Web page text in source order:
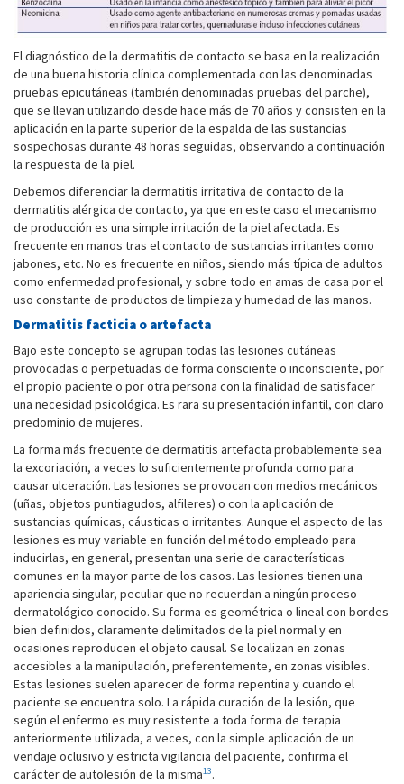
El diagnóstico de la dermatitis de contacto se basa en la realización
de una buena historia clínica complementada con las denominadas
pruebas epicutáneas (también denominadas pruebas del parche),
que se llevan utilizando desde hace más de 70 años y consisten en la
aplicación en la parte superior de la espalda de las sustancias
sospechosas durante 48 horas seguidas, observando a continuación
la respuesta de la piel.
Debemos diferenciar la dermatitis irritativa de contacto de la
dermatitis alérgica de contacto, ya que en este caso el mecanismo
de producción es una simple irritación de la piel afectada. Es
frecuente en manos tras el contacto de sustancias irritantes como
jabones, etc. No es frecuente en niños, siendo más típica de adultos
como enfermedad profesional, y sobre todo en amas de casa por el
uso constante de productos de limpieza y humedad de las manos.
Dermatitis facticia o artefacta
Bajo este concepto se agrupan todas las lesiones cutáneas
provocadas o perpetuadas de forma consciente o inconsciente, por
el propio paciente o por otra persona con la finalidad de satisfacer
una necesidad psicológica. Es rara su presentación infantil, con claro
predominio de mujeres.
La forma más frecuente de dermatitis artefacta probablemente sea
la excoriación, a veces lo suficientemente profunda como para
causar ulceración. Las lesiones se provocan con medios mecánicos
(uñas, objetos puntiagudos, alfileres) o con la aplicación de
sustancias químicas, cáusticas o irritantes. Aunque el aspecto de las
lesiones es muy variable en función del método empleado para
inducirlas, en general, presentan una serie de características
comunes en la mayor parte de los casos. Las lesiones tienen una
apariencia singular, peculiar que no recuerdan a ningún proceso
dermatológico conocido. Su forma es geométrica o lineal con bordes
bien definidos, claramente delimitados de la piel normal y en
ocasiones reproducen el objeto causal. Se localizan en zonas
accesibles a la manipulación, preferentemente, en zonas visibles.
Estas lesiones suelen aparecer de forma repentina y cuando el
paciente se encuentra solo. La rápida curación de la lesión, que
según el enfermo es muy resistente a toda forma de terapia
anteriormente utilizada, a veces, con la simple aplicación de un
vendaje oclusivo y estricta vigilancia del paciente, confirma el
carácter de autolesión de la misma13.